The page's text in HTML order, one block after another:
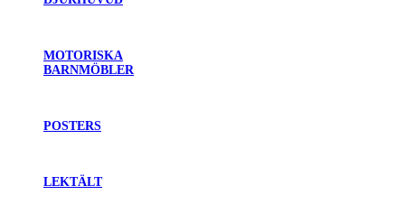
MOTORISKA
BARNMÖBLER
POSTERS
LEKTÄLT